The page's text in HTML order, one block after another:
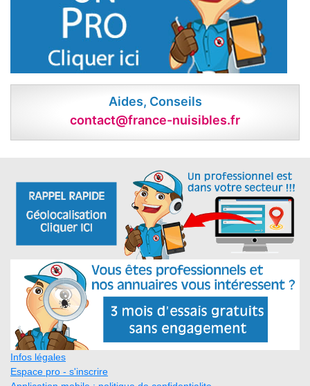
Aides, Conseils
contact@france-nuisibles.fr
Infos légales
Espace pro - s'inscrire